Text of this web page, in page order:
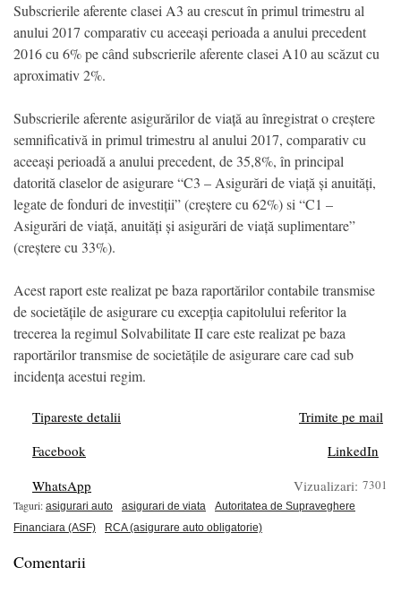
Subscrierile aferente clasei A3 au crescut în primul trimestru al
anului 2017 comparativ cu aceeași perioada a anului precedent
2016 cu 6% pe când subscrierile aferente clasei A10 au scăzut cu
aproximativ 2%.
Subscrierile aferente asigurărilor de viață au înregistrat o creștere
semnificativă in primul trimestru al anului 2017, comparativ cu
aceeași perioadă a anului precedent, de 35,8%, în principal
datorită claselor de asigurare “C3 – Asigurări de viață și anuități,
legate de fonduri de investiții” (creștere cu 62%) si “C1 –
Asigurări de viață, anuități și asigurări de viață suplimentare”
(creștere cu 33%).
Acest raport este realizat pe baza raportărilor contabile transmise
de societățile de asigurare cu excepția capitolului referitor la
trecerea la regimul Solvabilitate II care este realizat pe baza
raportărilor transmise de societățile de asigurare care cad sub
incidența acestui regim.
Tipareste detalii
Trimite pe mail
Facebook
LinkedIn
WhatsApp
Vizualizari: 7301
Taguri: asigurari auto asigurari de viata
Autoritatea de Supraveghere
Financiara (ASF)
RCA (asigurare auto obligatorie)
Comentarii